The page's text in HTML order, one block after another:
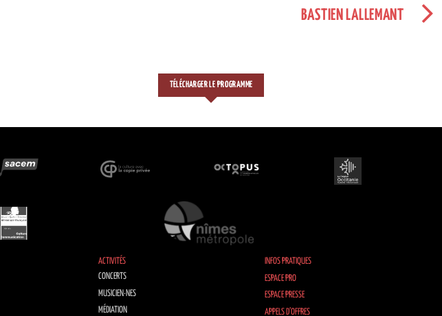
BASTIEN LALLEMANT
TÉLÉCHARGER LE PROGRAMME
ACTIVITÉS
CONCERTS
MUSICIEN·NES
MÉDIATION
INFOS PRATIQUES
ESPACE PRO
ESPACE PRESSE
APPELS D’OFFRES